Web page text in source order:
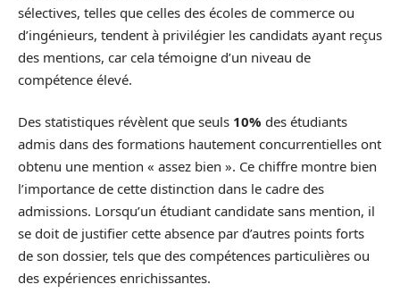
sélectives, telles que celles des écoles de commerce ou
d’ingénieurs, tendent à privilégier les candidats ayant reçus
des mentions, car cela témoigne d’un niveau de
compétence élevé.
Des statistiques révèlent que seuls 10% des étudiants
admis dans des formations hautement concurrentielles ont
obtenu une mention « assez bien ». Ce chiffre montre bien
l’importance de cette distinction dans le cadre des
admissions. Lorsqu’un étudiant candidate sans mention, il
se doit de justifier cette absence par d’autres points forts
de son dossier, tels que des compétences particulières ou
des expériences enrichissantes.